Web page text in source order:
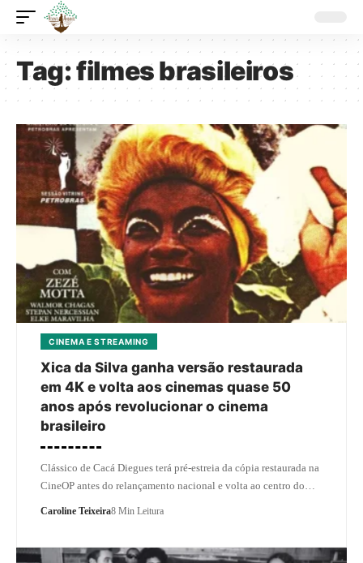
Tag:filmes brasileiros
CINEMA E STREAMING
Xica da Silva ganha versão restaurada
em 4K e volta aos cinemas quase 50
anos após revolucionar o cinema
brasileiro
Clássico de Cacá Diegues terá pré-estreia da cópia restaurada na
CineOP antes do relançamento nacional e volta ao centro do…
Caroline Teixeira8 Min Leitura